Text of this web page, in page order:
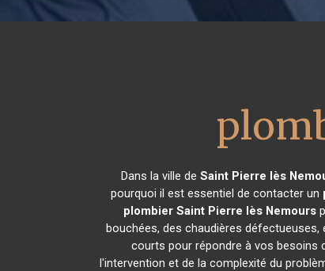
Dans la ville de Saint Pierre lès
pourquoi il est essentiel de contacter un
plombier Saint Pierre lès Nemours
bouchées, des chaudières défectueuses,
courts pour répondre à vos besoins
l'intervention et de la complexité du